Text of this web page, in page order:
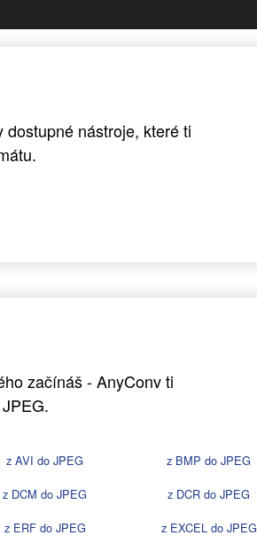
nástroje, které ti
začínáš - AnyConv ti
z AVI do JPEG
z BMP do JPEG
z DCM do JPEG
z DCR do JPEG
z ERF do JPEG
z EXCEL do JPEG